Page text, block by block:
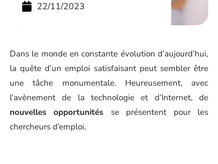
22/11/2023
Dans le monde en constante évolution d’aujourd’hui,
la quête d’un emploi satisfaisant peut sembler être
une tâche monumentale. Heureusement, avec
l’avènement de la technologie et d’Internet, de
nouvelles opportunités se présentent pour les
chercheurs d’emploi.